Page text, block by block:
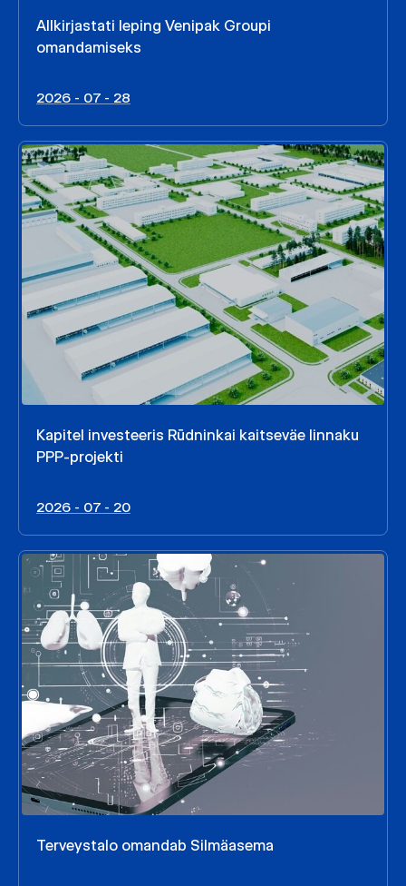
Allkirjastati leping Venipak Groupi
omandamiseks
2026 - 07 - 28
Kapitel investeeris Rūdninkai kaitseväe linnaku
PPP-projekti
2026 - 07 - 20
Terveystalo omandab Silmäasema